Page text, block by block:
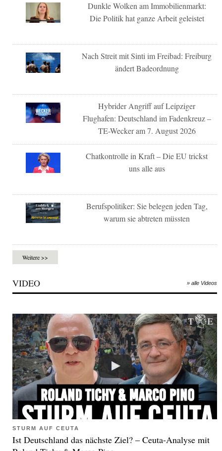
Dunkle Wolken am Immobilienmarkt:
Die Politik hat ganze Arbeit geleistet
Nach Streit mit Sinti im Freibad: Freiburg
ändert Badeordnung
Hybrider Angriff auf Leipziger
Flughafen: Deutschland im Fadenkreuz –
TE-Wecker am 7. August 2026
Chatkontrolle in Kraft – Die EU trickst
uns alle aus
Berufspolitiker: Sie belegen jeden Tag,
warum sie abtreten müssten
Weitere >>
VIDEO » alle Videos
STURM AUF CEUTA
Ist Deutschland das nächste Ziel? – Ceuta-Analyse mit